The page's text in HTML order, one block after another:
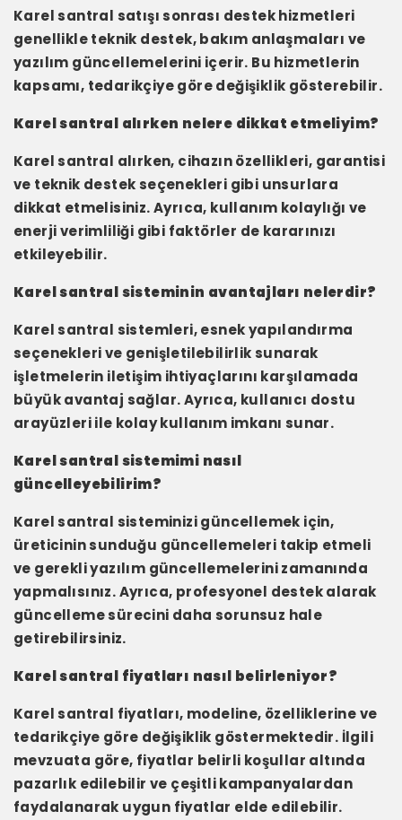
Karel santral satışı sonrası destek hizmetleri
genellikle teknik destek, bakım anlaşmaları ve
yazılım güncellemelerini içerir. Bu hizmetlerin
kapsamı, tedarikçiye göre değişiklik gösterebilir.
Karel santral alırken nelere dikkat etmeliyim?
Karel santral alırken, cihazın özellikleri, garantisi
ve teknik destek seçenekleri gibi unsurlara
dikkat etmelisiniz. Ayrıca, kullanım kolaylığı ve
enerji verimliliği gibi faktörler de kararınızı
etkileyebilir.
Karel santral sisteminin avantajları nelerdir?
Karel santral sistemleri, esnek yapılandırma
seçenekleri ve genişletilebilirlik sunarak
işletmelerin iletişim ihtiyaçlarını karşılamada
büyük avantaj sağlar. Ayrıca, kullanıcı dostu
arayüzleri ile kolay kullanım imkanı sunar.
Karel santral sistemimi nasıl
güncelleyebilirim?
Karel santral sisteminizi güncellemek için,
üreticinin sunduğu güncellemeleri takip etmeli
ve gerekli yazılım güncellemelerini zamanında
yapmalısınız. Ayrıca, profesyonel destek alarak
güncelleme sürecini daha sorunsuz hale
getirebilirsiniz.
Karel santral fiyatları nasıl belirleniyor?
Karel santral fiyatları, modeline, özelliklerine ve
tedarikçiye göre değişiklik göstermektedir. İlgili
mevzuata göre, fiyatlar belirli koşullar altında
pazarlık edilebilir ve çeşitli kampanyalardan
faydalanarak uygun fiyatlar elde edilebilir.